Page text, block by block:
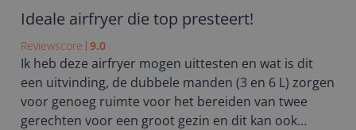
Ideale airfryer die top presteert!
Reviewscore 9.0
Ik heb deze airfryer mogen uittesten en wat is dit
een uitvinding, de dubbele manden (3 en 6 L) zorgen
voor genoeg ruimte voor het bereiden van twee
gerechten voor een groot gezin en dit kan ook